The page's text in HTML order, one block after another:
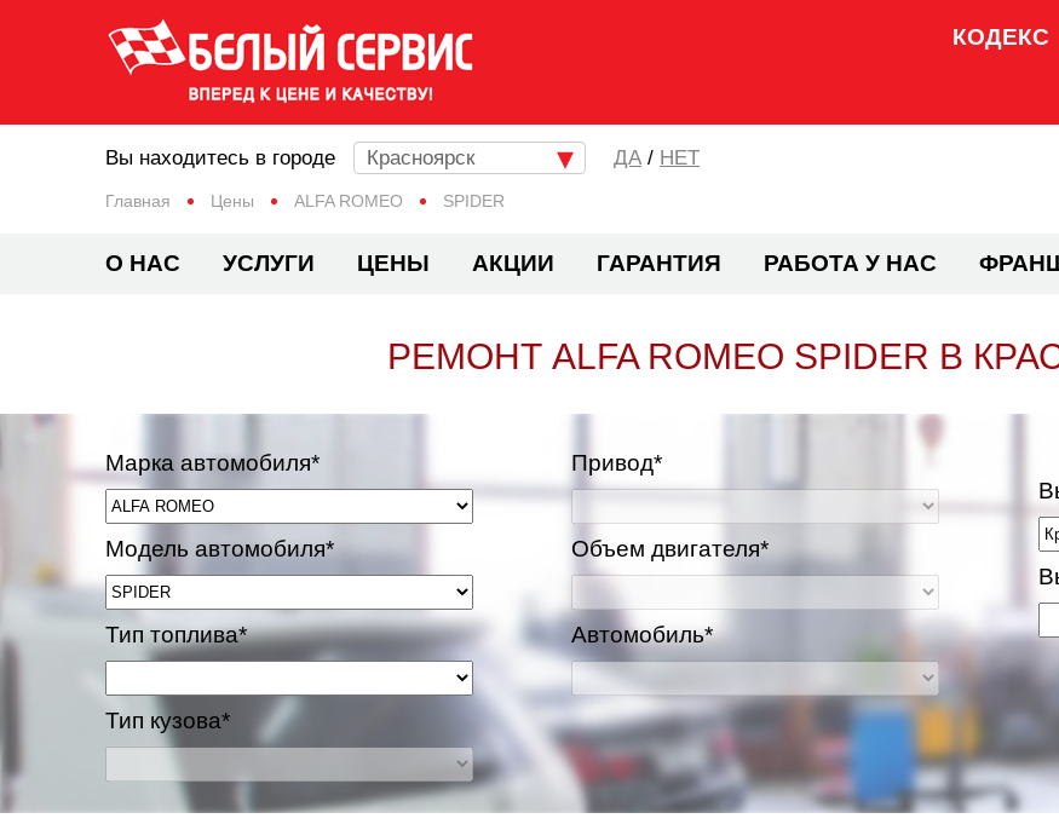
КОДЕКС
Главная Цены ALFA ROMEO SPIDER
Вы находитесь в городе Красноярск / НЕТ
О НАС УСЛУГИ ЦЕНЫ АКЦИИ ГАРАНТИЯ РАБОТА У НАС
РЕМОНТ ALFA ROMEO SPIDER В
Марка автомобиля*
Модель автомобиля*
Тип топлива*
Тип кузова*
Привод*
Объем двигателя*
Автомобиль*